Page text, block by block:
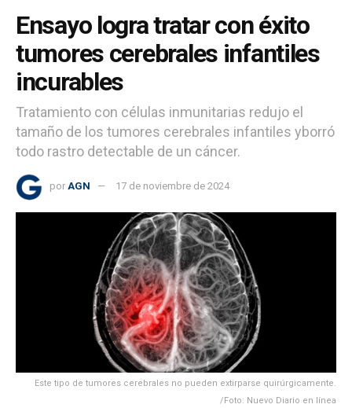
Ensayo logra tratar con éxito
tumores cerebrales infantiles
incurables
Tratamiento con células inmunitarias redujo el
tamaño de los tumores cerebrales infantiles yborró
todo rastro detectable de un cáncer.
por AGN 17 de noviembre de 2024
Este tipo de tumores cerebrales no pueden extirparse quirúrgicamente.
/Foto: Nuevo Diario en línea